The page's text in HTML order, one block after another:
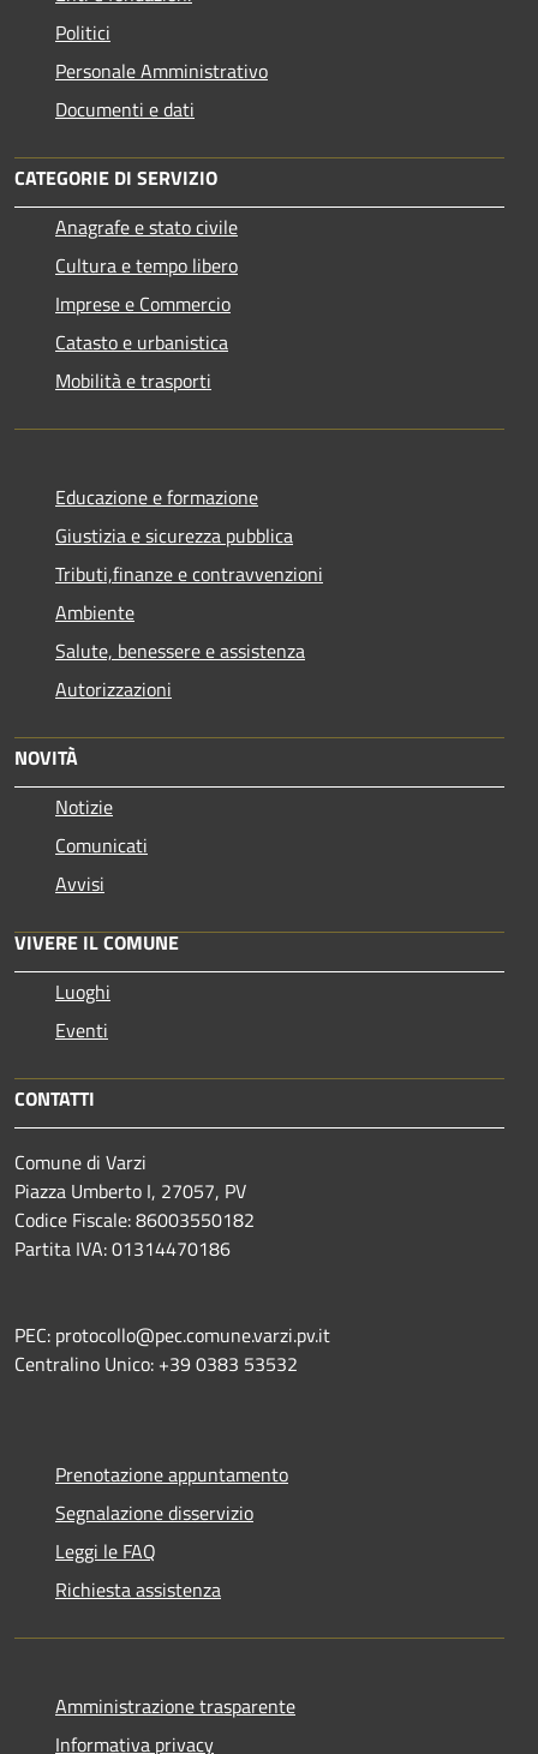
Politici
Personale Amministrativo
Documenti e dati
CATEGORIE DI SERVIZIO
Anagrafe e stato civile
Cultura e tempo libero
Imprese e Commercio
Catasto e urbanistica
Mobilità e trasporti
Educazione e formazione
Giustizia e sicurezza pubblica
Tributi,finanze e contravvenzioni
Ambiente
Salute, benessere e assistenza
Autorizzazioni
NOVITÀ
Notizie
Comunicati
Avvisi
VIVERE IL COMUNE
Luoghi
Eventi
CONTATTI
Comune di Varzi
Piazza Umberto I, 27057, PV
Codice Fiscale: 86003550182
Partita IVA: 01314470186
PEC: protocollo@pec.comune.varzi.pv.it
Centralino Unico: +39 0383 53532
Prenotazione appuntamento
Segnalazione disservizio
Leggi le FAQ
Richiesta assistenza
Amministrazione trasparente
Informativa privacy